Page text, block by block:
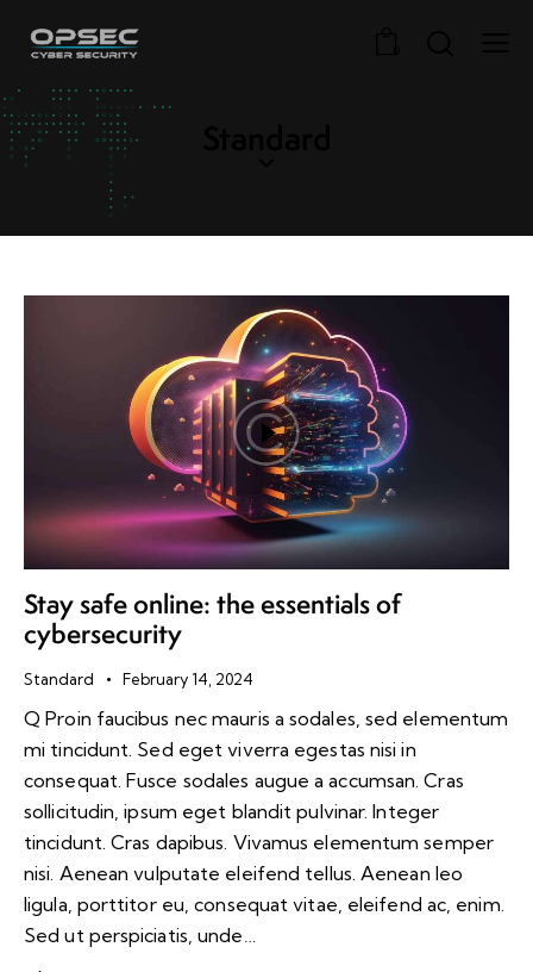
Stay safe online: the essentials of
cybersecurity
Standard February 14, 2024
Q Proin faucibus nec mauris a sodales, sed elementum
mi tincidunt. Sed eget viverra egestas nisi in
consequat. Fusce sodales augue a accumsan. Cras
sollicitudin, ipsum eget blandit pulvinar. Integer
tincidunt. Cras dapibus. Vivamus elementum semper
nisi. Aenean vulputate eleifend tellus. Aenean leo
ligula, porttitor eu, consequat vitae, eleifend ac, enim.
Sed ut perspiciatis, unde…